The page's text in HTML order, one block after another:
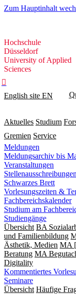
Zum Hauptinhalt
Hochschule
Düsseldorf
Hochschule
Düsseldorf
University of Applied
Sciences

English site EN
Aktuelles Studium
Gremien Service
Meldungen
Meldungsarchiv bis
Veranstaltungen
Stellenausschreibungen
Schwarzes Brett
Vorlesungszeiten &
Fachbereichskalender
Studium am
Studiengänge
Übersicht BA
und Familienbildung
Ästhetik, Medien MA
Beratung MA
Digitality
Kommentiertes
Seminare
Übersicht Häufige